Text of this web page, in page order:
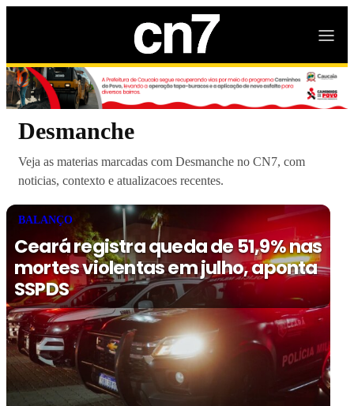
Desmanche
Veja as materias marcadas com Desmanche no CN7, com
noticias, contexto e atualizacoes recentes.
BALANÇO
Ceará registra queda de 51,9% nas
mortes violentas em julho, aponta
SSPDS